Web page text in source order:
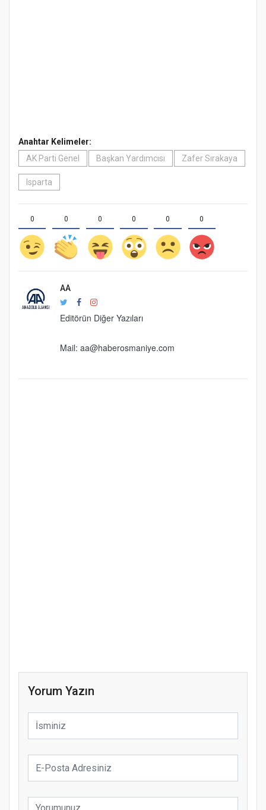
Anahtar Kelimeler:
AK Parti Genel
Başkan Yardımcısı Zafer Sırakaya
Isparta
0 0 0 0 0 0
AA
Editörün Diğer Yazıları
Mail: aa@haberosmaniye.com
Yorum Yazın